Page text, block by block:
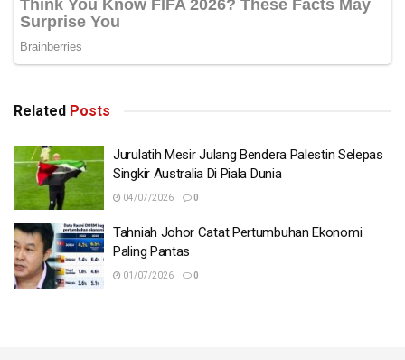
menerbitkan satu siri kertas kerja menganalisis anomali
dalam rangkaian radio amatur WSPRnet yang mungkin
disebabkan oleh gangguan daripada MH370.
Related Posts
Jurulatih Mesir Julang Bendera Palestin Selepas
Singkir Australia Di Piala Dunia
04/07/2026 0
Tahniah Johor Catat Pertumbuhan Ekonomi
Paling Pantas
01/07/2026 0